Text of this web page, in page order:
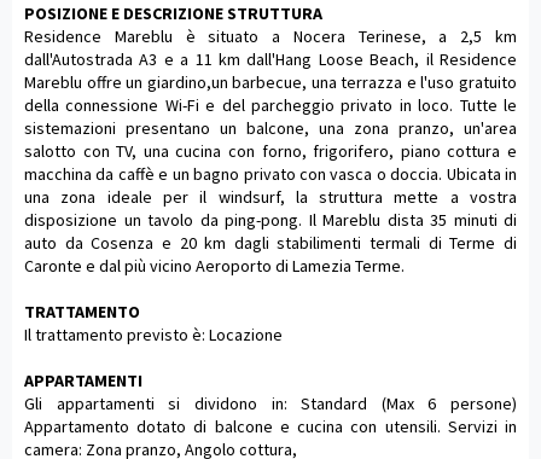
POSIZIONE E DESCRIZIONE STRUTTURA
Residence Mareblu è situato a Nocera Terinese, a 2,5 km
dall'Autostrada A3 e a 11 km dall'Hang Loose Beach, il Residence
Mareblu offre un giardino,un barbecue, una terrazza e l'uso gratuito
della connessione Wi-Fi e del parcheggio privato in loco. Tutte le
sistemazioni presentano un balcone, una zona pranzo, un'area
salotto con TV, una cucina con forno, frigorifero, piano cottura e
macchina da caffè e un bagno privato con vasca o doccia. Ubicata in
una zona ideale per il windsurf, la struttura mette a vostra
disposizione un tavolo da ping-pong. Il Mareblu dista 35 minuti di
auto da Cosenza e 20 km dagli stabilimenti termali di Terme di
Caronte e dal più vicino Aeroporto di Lamezia Terme.
TRATTAMENTO
Il trattamento previsto è: Locazione
APPARTAMENTI
Gli appartamenti si dividono in: Standard (Max 6 persone)
Appartamento dotato di balcone e cucina con utensili. Servizi in
camera: Zona pranzo, Angolo cottura,